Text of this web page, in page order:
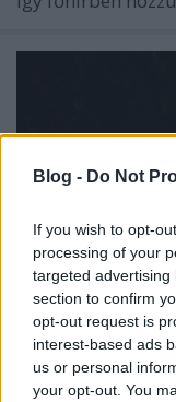
Blog - Do Not
If you wish to opt-
processing of your
targeted
section to confirm
opt-out request is
interest-based ads
us or personal
your opt-out. You
Magyarul
Salemben
sajó d.• 2014. július 18.